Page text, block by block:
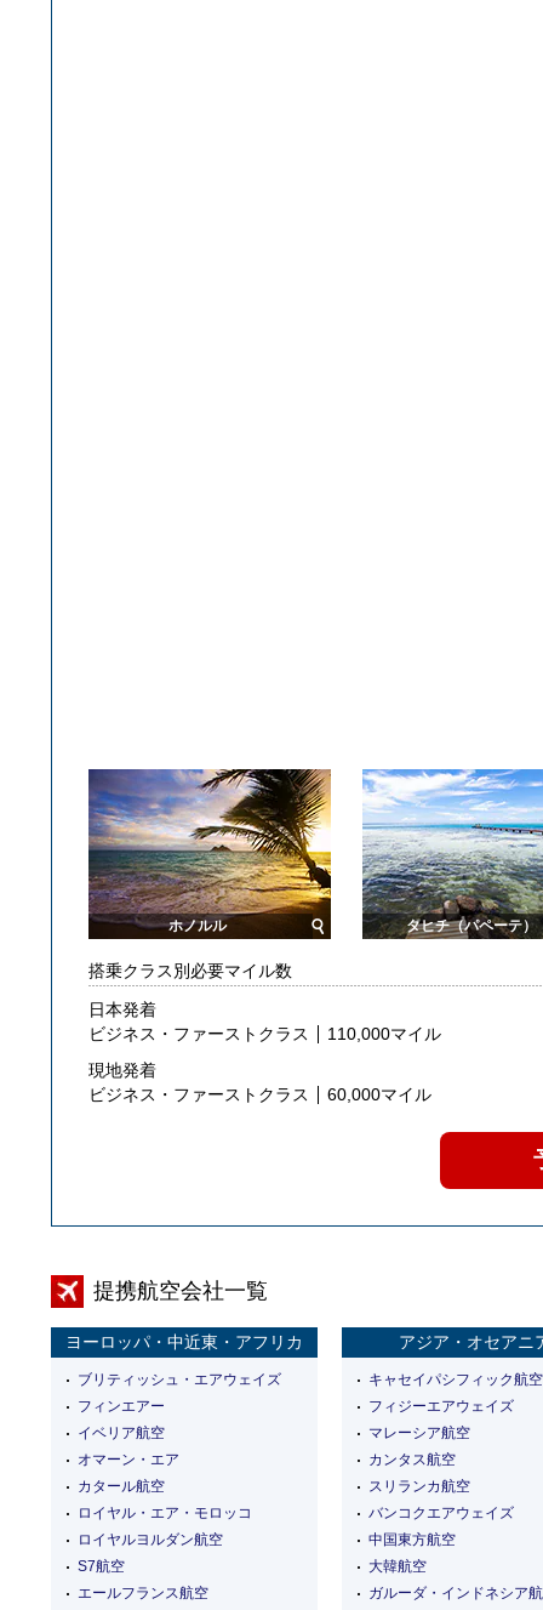
ホノルル タヒチ（パペーテ）
搭乗クラス別必要マイル数
日本発着
ビジネス・ファーストクラス
110,000マイル
現地発着
ビジネス・ファーストクラス
60,000マイル
提携航空会社一覧
ヨーロッパ・中近東・アフリカ
ブリティッシュ・エアウェイズ
フィンエアー
イベリア航空
オマーン・エア
カタール航空
ロイヤル・エア・モロッコ
ロイヤルヨルダン航空
S7航空
エールフランス航空
アジア・オセアニ
キャセイパシフィック航空
フィジーエアウェイズ
マレーシア航空
カンタス航空
スリランカ航空
バンコクエアウェイズ
中国東方航空
大韓航空
ガルーダ・インドネシア